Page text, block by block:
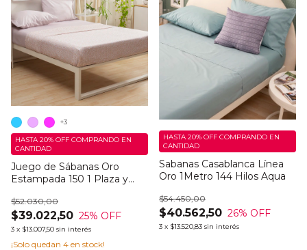
Juego de Sábanas Oro
Estampada 150 1 Plaza y
$39.022,50
$52.030,00
25% OFF
3 x $13.007,50 sin interés
HASTA 20% OFF COMPRANDO EN
CANTIDAD
¡Solo quedan 4 en stock!
+3
Sabanas Casablanca Línea
Oro 1Metro 144 Hilos Aqua
$40.562,50
$54.450,00
26% OFF
3 x $13.520,83 sin interés
HASTA 20% OFF COMPRANDO EN
CANTIDAD